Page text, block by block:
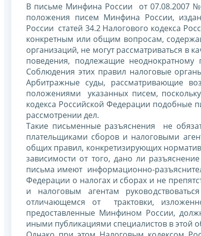
В письме Минфина России от 07.08.2007
положения писем Минфина России,
России статей 34.2 Налогового кодекса
конкретным или общим вопросам,
организаций, не могут рассматриваться в
поведения, подлежащие
Соблюдения этих правил налоговые
Арбитражные суды, рассматривающие
положениями указанных писем,
кодекса Российской Федерации подобные
рассмотрении дел.
Такие письменные разъяснения не
плательщиками сборов и налоговыми
общих правил, конкретизирующих
зависимости от того, дано ли
письма имеют информационно-
Федерации о налогах и сборах и не
и налоговым агентам
отличающемся от трактовки,
предоставленные Минфином России,
иными публикациями специалистов в этой